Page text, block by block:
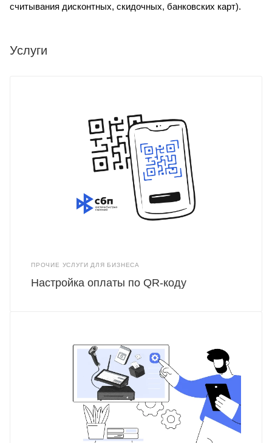
считывания дисконтных, скидочных, банковских карт).
Услуги
ПРОЧИЕ УСЛУГИ ДЛЯ БИЗНЕСА
Настройка оплаты по QR-коду